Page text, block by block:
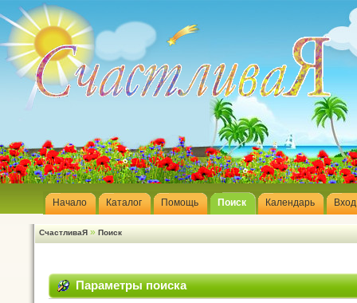
Начало Каталог Помощь Поиск Календарь Вход
СчастливаЯ » Поиск
Параметры поиска